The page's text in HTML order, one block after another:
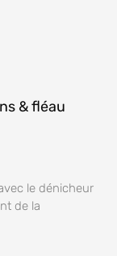
& fléau
le dénicheur
de la